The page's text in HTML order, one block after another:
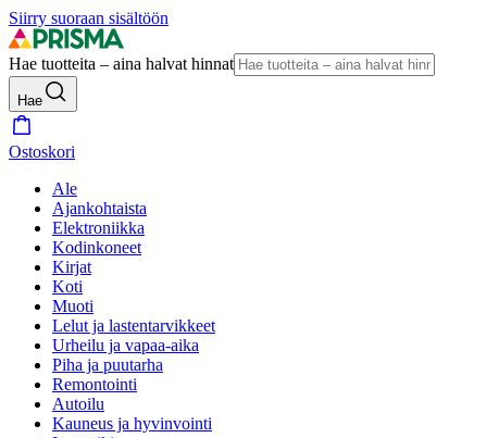
Siirry suoraan sisältöön
Hae tuotteita – aina halvat hinnat
Hae
Ostoskori
Ale
Ajankohtaista
Elektroniikka
Kodinkoneet
Kirjat
Koti
Muoti
Lelut ja lastentarvikkeet
Urheilu ja vapaa-aika
Piha ja puutarha
Remontointi
Autoilu
Kauneus ja hyvinvointi